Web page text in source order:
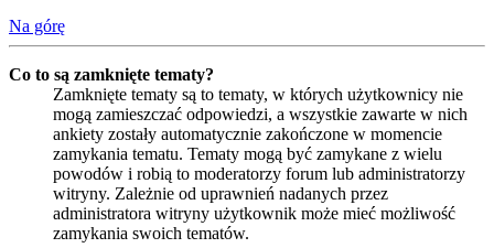
Na górę
Co to są zamknięte tematy?
Zamknięte tematy są to tematy, w których użytkownicy nie
mogą zamieszczać odpowiedzi, a wszystkie zawarte w nich
ankiety zostały automatycznie zakończone w momencie
zamykania tematu. Tematy mogą być zamykane z wielu
powodów i robią to moderatorzy forum lub administratorzy
witryny. Zależnie od uprawnień nadanych przez
administratora witryny użytkownik może mieć możliwość
zamykania swoich tematów.